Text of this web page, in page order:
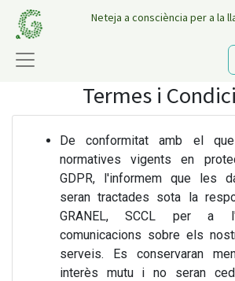
Neteja a consciència per a la
Termes i
De conformitat amb el
normatives vigents en
GDPR, l'informem que les
seran tractades sota la
GRANEL, SCCL per a
comunicacions sobre els
serveis. Es conservaran
interès mutu i no seran